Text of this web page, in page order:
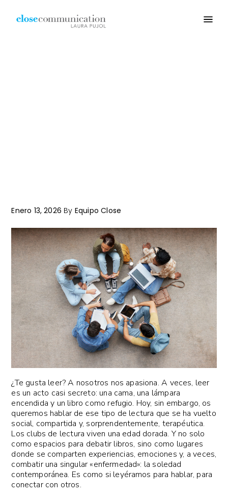
Enero 13, 2026 By Equipo Close
¿Te gusta leer? A nosotros nos apasiona. A veces, leer
es un acto casi secreto: una cama, una lámpara
encendida y un libro como refugio. Hoy, sin embargo, os
queremos hablar de ese tipo de lectura que se ha vuelto
social, compartida y, sorprendentemente, terapéutica.
Los clubs de lectura viven una edad dorada. Y no solo
como espacios para debatir libros, sino como lugares
donde se comparten experiencias, emociones y, a veces,
combatir una singular «enfermedad»: la soledad
contemporánea. Es como si leyéramos para hablar, para
conectar con otros.